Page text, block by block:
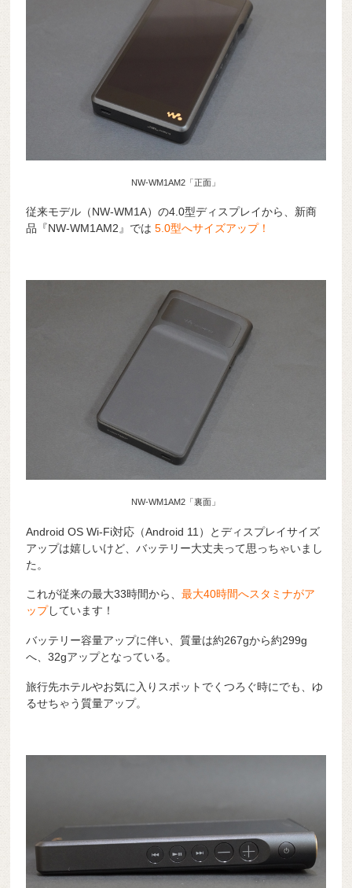
NW-WM1AM2「正面」
従来モデル（NW-WM1A）の4.0型ディスプレイから、新商
品『NW-WM1AM2』では 5.0型へサイズアップ！
NW-WM1AM2「裏面」
Android OS Wi-Fi対応（Android 11）とディスプレイサイズ
アップは嬉しいけど、バッテリー大丈夫って思っちゃいまし
た。
これが従来の最大33時間から、最大40時間へスタミナがア
ップしています！
バッテリー容量アップに伴い、質量は約267gから約299g
へ、32gアップとなっている。
旅行先ホテルやお気に入りスポットでくつろぐ時にでも、ゆ
るせちゃう質量アップ。